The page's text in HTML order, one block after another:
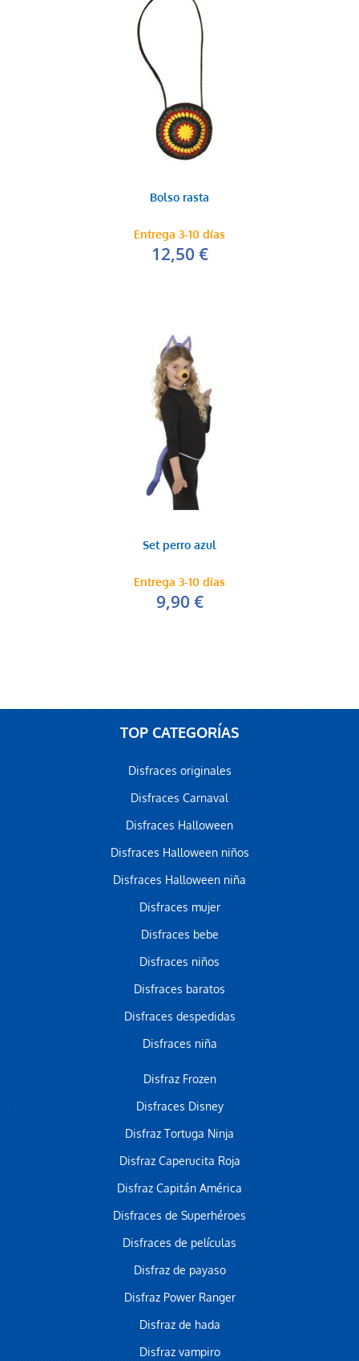
Bolso rasta
Entrega 3-10 días
12,50 €
Set perro azul
Entrega 3-10 días
9,90 €
TOP CATEGORÍAS
Disfraces originales
Disfraces Carnaval
Disfraces Halloween
Disfraces Halloween niños
Disfraces Halloween niña
Disfraces mujer
Disfraces bebe
Disfraces niños
Disfraces baratos
Disfraces despedidas
Disfraces niña
Disfraz Frozen
Disfraces Disney
Disfraz Tortuga Ninja
Disfraz Caperucita Roja
Disfraz Capitán América
Disfraces de Superhéroes
Disfraces de películas
Disfraz de payaso
Disfraz Power Ranger
Disfraz de hada
Disfraz vampiro